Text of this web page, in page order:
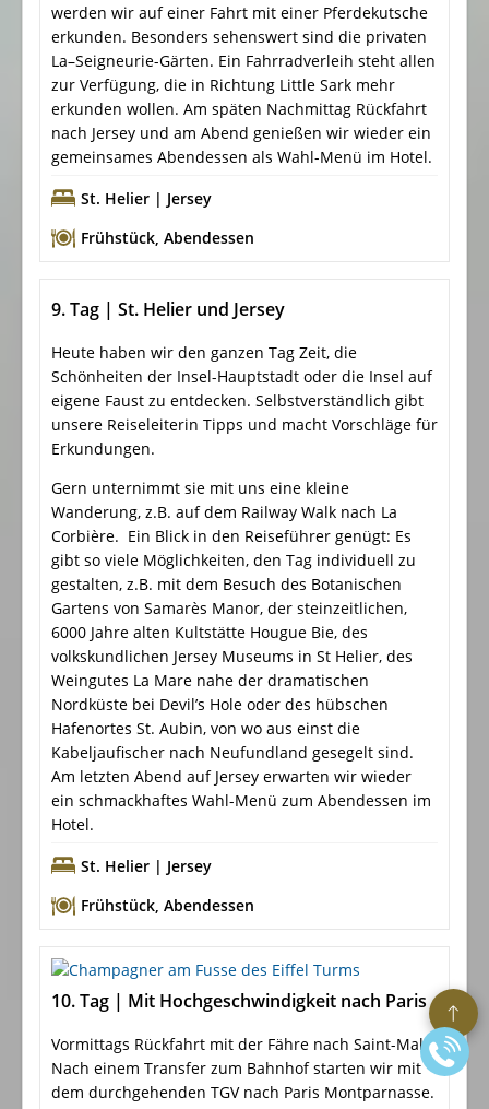
werden wir auf einer Fahrt mit einer Pferdekutsche
erkunden. Besonders sehenswert sind die privaten
La–Seigneurie-Gärten. Ein Fahrradverleih steht allen
zur Verfügung, die in Richtung Little Sark mehr
erkunden wollen. Am späten Nachmittag Rückfahrt
nach Jersey und am Abend genießen wir wieder ein
gemeinsames Abendessen als Wahl-Menü im Hotel.
St. Helier | Jersey
Frühstück Abendessen
9. Tag | St. Helier und Jersey
Heute haben wir den ganzen Tag Zeit, die
Schönheiten der Insel-Hauptstadt oder die Insel auf
eigene Faust zu entdecken. Selbstverständlich gibt
unsere Reiseleiterin Tipps und macht Vorschläge für
Erkundungen.
Gern unternimmt sie mit uns eine kleine
Wanderung, z.B. auf dem Railway Walk nach La
Corbière. Ein Blick in den Reiseführer genügt: Es
gibt so viele Möglichkeiten, den Tag individuell zu
gestalten, z.B. mit dem Besuch des Botanischen
Gartens von Samarès Manor, der steinzeitlichen,
6000 Jahre alten Kultstätte Hougue Bie, des
volkskundlichen Jersey Museums in St Helier, des
Weingutes La Mare nahe der dramatischen
Nordküste bei Devil’s Hole oder des hübschen
Hafenortes St. Aubin, von wo aus einst die
Kabeljaufischer nach Neufundland gesegelt sind.
Am letzten Abend auf Jersey erwarten wir wieder
ein schmackhaftes Wahl-Menü zum Abendessen im
Hotel.
St. Helier | Jersey
Frühstück Abendessen
10. Tag | Mit Hochgeschwindigkeit nach Paris
Vormittags Rückfahrt mit der Fähre nach Saint-Malo.
Nach einem Transfer zum Bahnhof starten wir mit
dem durchgehenden TGV nach Paris Montparnasse.